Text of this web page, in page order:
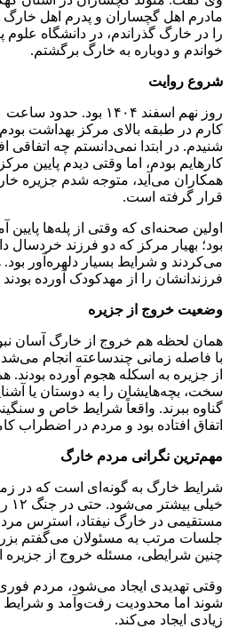
مادرم اهل گچساران و پدرم اهل
را در خارگ گذراندم، در دانشگاه
خواندم و دوباره به خارگ برگشتم.
شروع روایت
کارم در طبقه بالای مرکز بهداشت بودم
شنیدم. در ابتدا نمی‌دانستم چه اتفاقی
کارهایم بودم، اما وقتی دیدم پایین
همکاران می‌آید، متوجه شدم جزیره
قرار گرفته است.
اولین صحنه‌ای که وقتی از پله‌ها پایین
بود؛ بهیار مرکز که دو فرزند
می‌کردند و شرایط بسیار دلهره‌آور بود.
فرزندانشان را از مهدکودک آورده
وضعیت خروج از جزیره
همان لحظه هم خروج از خارگ آسان
با فاصله زمانی چندساعته انجام
از جزیره به اسکله هجوم آورده
سخت، بچه‌هایشان را به دوستان یا
گناوه ببرند. واقعاً شرایط خاص و
اتفاق افتاده بود و مردم در اضطراب
مهم‌ترین نگرانی مردم خارگ
شرایط خارگ به گونه‌ای است که در
مستقیمی در خارگ نیفتاد، استرس
جلسات مرتب به مسئولان می‌گفتم
چنین شرایطی، مسئله خروج از
وقتی تهدیدی ایجاد می‌شود، مردم
شوند اما محدودیت رفت‌وآمد و
زیادی ایجاد می‌کند.